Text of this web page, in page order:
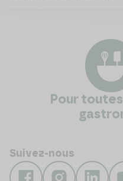
Pour
Suivez-nous